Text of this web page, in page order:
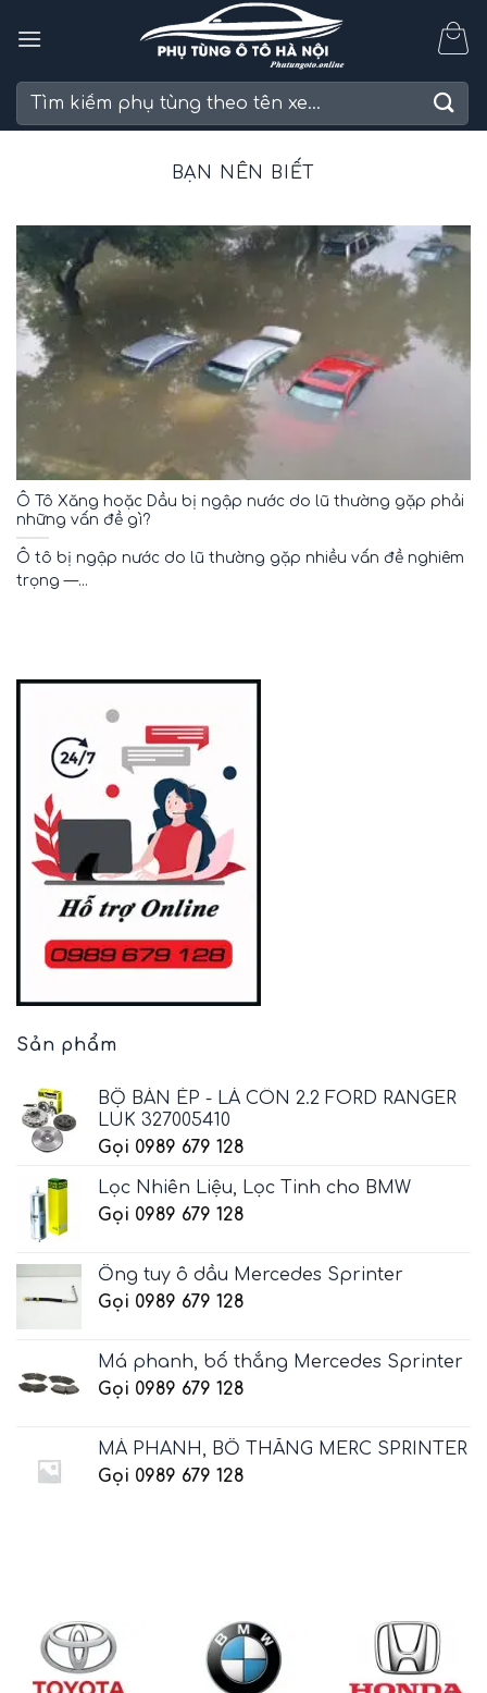
Tìm
BẠN NÊN BIẾT
Ô Tô Xăng hoặc Dầu bị ngập nước do lũ thường gặp phải
những vấn đề gì?
Ô tô bị ngập nước do lũ thường gặp nhiều vấn đề nghiêm
trọng —...
Sản phẩm
BỘ BÀN ÉP - LÁ CÔN 2.2 FORD RANGER
LUK 327005410
Gọi 0989 679 128
Lọc Nhiên Liệu, Lọc Tinh cho BMW
Gọi 0989 679 128
Ống tuy ô dầu Mercedes Sprinter
Gọi 0989 679 128
Má phanh, bố thắng Mercedes Sprinter
Gọi 0989 679 128
MÁ PHANH, BỐ THẮNG MERC SPRINTER
Gọi 0989 679 128